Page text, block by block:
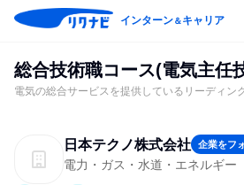
インターン＆キャリア
総合技術職コース(電気主任
電気の総合サービスを提供しているリーディン
日本テクノ株式会社 企業をフ
電力・ガス・水道・エネルギー